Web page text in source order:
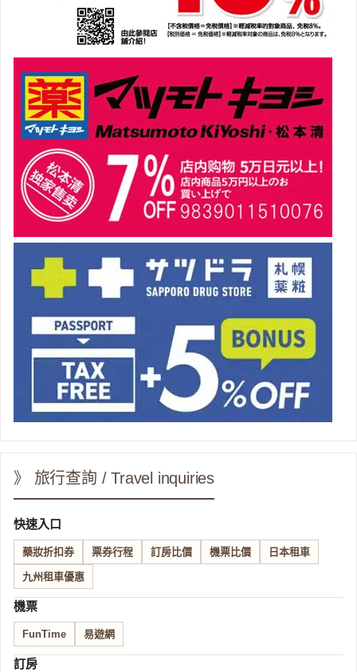
》 旅行查詢 / Travel inquiries
快速入口
藥妝折扣券 票券行程 訂房比價 機票比價 日本租車
九州租車優惠
機票
FunTime 易遊網
訂房